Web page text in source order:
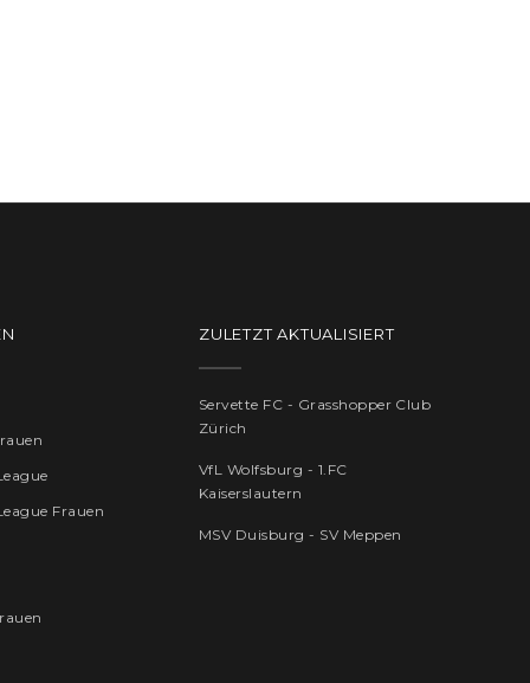
Frauen
ZULETZT AKTUALISIERT
Servette FC - Grasshopper Club
Zürich
VfL Wolfsburg - 1.FC
Kaiserslautern
MSV Duisburg - SV Meppen